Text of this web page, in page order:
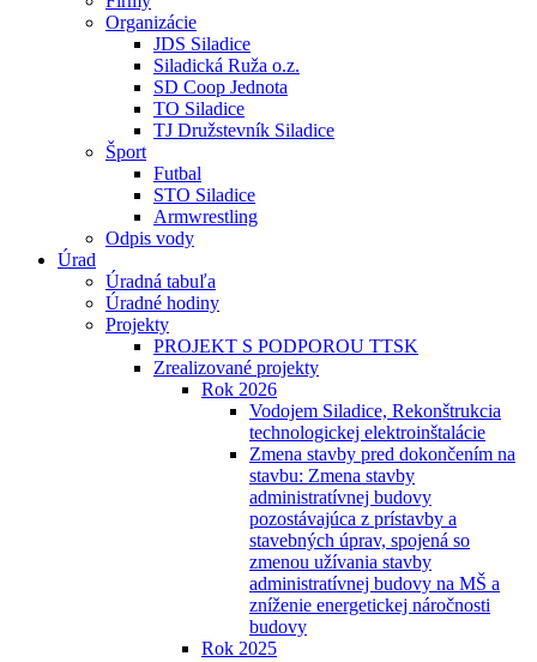
Organizácie
JDS Siladice
Siladická Ruža o.z.
SD Coop Jednota
TO Siladice
TJ Družstevník Siladice
Šport
Futbal
STO Siladice
Armwrestling
Odpis vody
Úrad
Úradná tabuľa
Úradné hodiny
Projekty
PROJEKT S PODPOROU TTSK
Zrealizované projekty
Rok 2026
Vodojem Siladice, Rekonštrukcia
technologickej elektroinštalácie
Zmena stavby pred dokončením na
stavbu: Zmena stavby
administratívnej budovy
pozostávajúca z prístavby a
stavebných úprav, spojená so
zmenou užívania stavby
administratívnej budovy na MŠ a
zníženie energetickej náročnosti
budovy
Rok 2025